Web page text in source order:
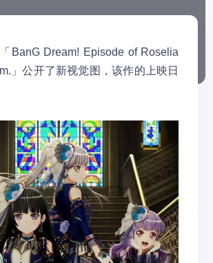
BanG Dream! Episode of Roselia
」公开了新视觉图，该作的上映日